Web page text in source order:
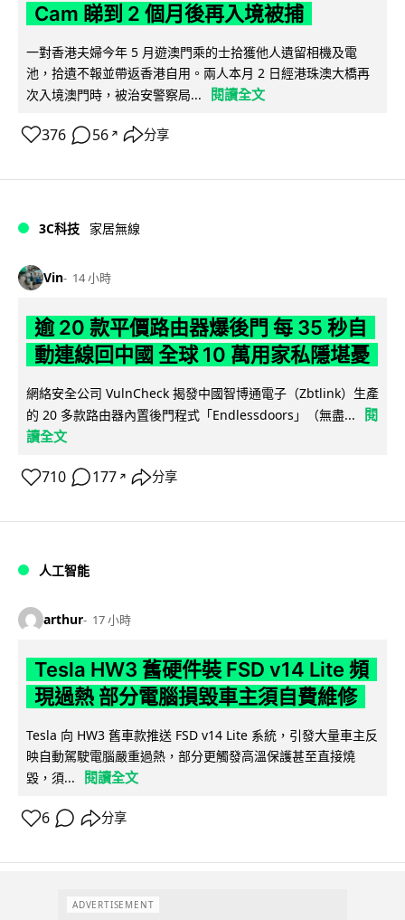
Cam 睇到 2 個月後再入境被捕
一對香港夫婦今年 5 月遊澳門乘的士拾獲他人遺留相機及電
池，拾遺不報並帶返香港自用。兩人本月 2 日經港珠澳大橋再
次入境澳門時，被治安警察局...
閱讀全文
376 56 ↗ 分享
3C科技 家居無線
Vin 14 小時
逾 20 款平價路由器爆後門 每 35 秒自
動連線回中國 全球 10 萬用家私隱堪憂
網絡安全公司 VulnCheck 揭發中國智博通電子（Zbtlink）生產
的 20 多款路由器內置後門程式「Endlessdoors」（無盡...
閱
讀全文
710 177 ↗ 分享
人工智能
arthur 17 小時
Tesla HW3 舊硬件裝 FSD v14 Lite 頻
現過熱 部分電腦損毀車主須自費維修
Tesla 向 HW3 舊車款推送 FSD v14 Lite 系統，引發大量車主反
映自動駕駛電腦嚴重過熱，部分更觸發高溫保護甚至直接燒
毀，須...
閱讀全文
6 分享
ADVERTISEMENT